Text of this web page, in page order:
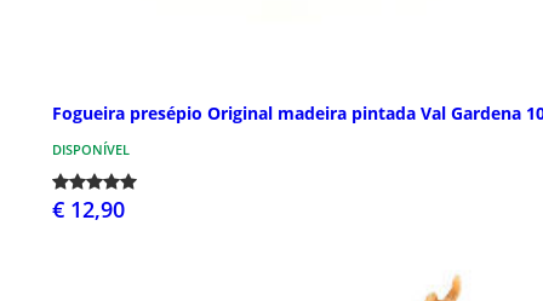
Fogueira presépio Original madeira pintada Val Gardena
DISPONÍVEL
€ 12,90